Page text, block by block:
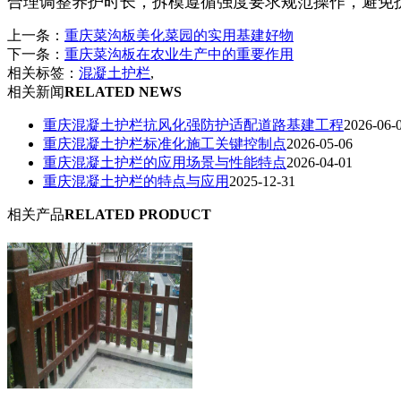
上一条： 重庆菜沟板美化菜园的实用基建好物
下一条： 重庆菜沟板在农业生产中的重要作用
相关标签： 混凝土护栏,
相关新闻RELATED NEWS
重庆混凝土护栏抗风化强防护适配道路基建工程2026-06-
重庆混凝土护栏标准化施工关键控制点2026-05-06
重庆‌‌‌混凝土护栏的应用场景与性能特点2026-04-01
重庆混凝土护栏的特点与应用2025-12-31
相关产品RELATED PRODUCT